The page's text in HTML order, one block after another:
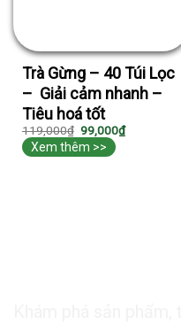
Trà Gừng – 40 Túi Lọc
– Giải cảm nhanh –
Tiêu hoá tốt
119,000₫ 99,000₫
Xem thêm >>